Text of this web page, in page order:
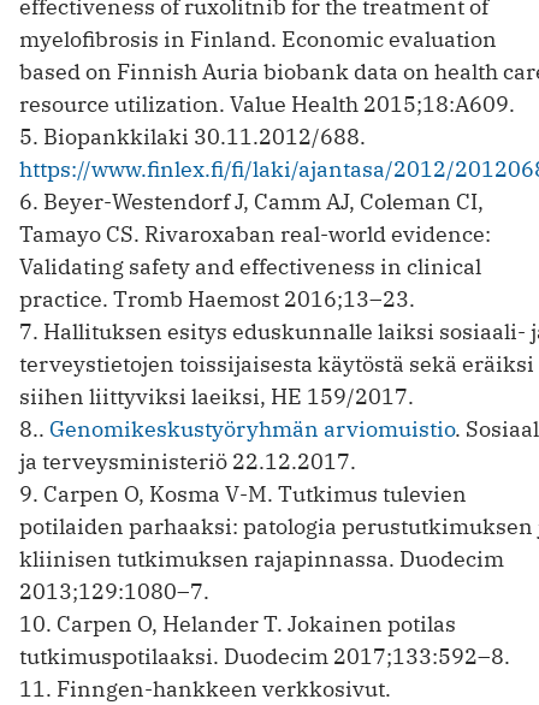
effectiveness of ruxolitnib for the treatment of
myelofibrosis in Finland. Economic evaluation
based on Finnish Auria biobank data on health
resource utilization. Value Health 2015;18:A609.
5. Biopankkilaki 30.11.2012/688.
https://www.finlex.fi/fi/laki/ajantasa/2012/
6. Beyer-Westendorf J, Camm AJ, Coleman CI,
Tamayo CS. Rivaroxaban real-world evidence:
Validating safety and effectiveness in clinical
practice. Tromb Haemost 2016;13–23.
7. Hallituksen esitys eduskunnalle laiksi sosiaali-
terveystietojen toissijaisesta käytöstä sekä eräiksi
siihen liittyviksi laeiksi, HE 159/2017.
8.. Genomikeskustyöryhmän arviomuistio.
ja terveysministeriö 22.12.2017.
9. Carpen O, Kosma V-M. Tutkimus tulevien
potilaiden parhaaksi: patologia perustutkimuksen
kliinisen tutkimuksen rajapinnassa. Duodecim
2013;129:1080–7.
10. Carpen O, Helander T. Jokainen potilas
tutkimuspotilaaksi. ­Duodecim 2017;133:592–8.
11. Finngen-hankkeen verkkosivut.